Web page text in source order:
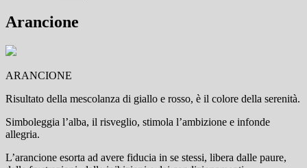
Arancione
ARANCIONE
Risultato della mescolanza di giallo e rosso, è il colore della serenità.
Simboleggia l’alba, il risveglio, stimola l’ambizione e infonde
allegria.
L’arancione esorta ad avere fiducia in se stessi, libera dalle paure,